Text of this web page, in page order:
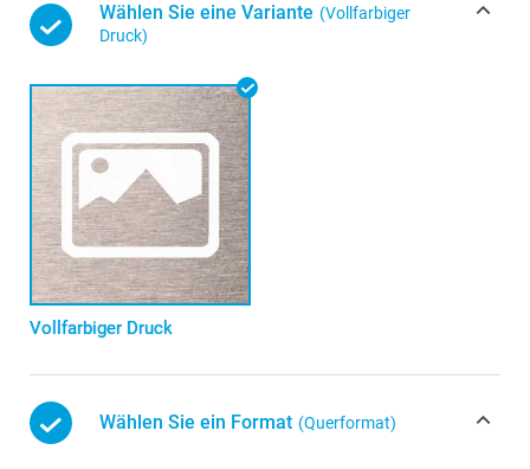
Wählen Sie eine Variante (Vollfarbiger
Druck)
Vollfarbiger Druck
Wählen Sie ein Format (Querformat)